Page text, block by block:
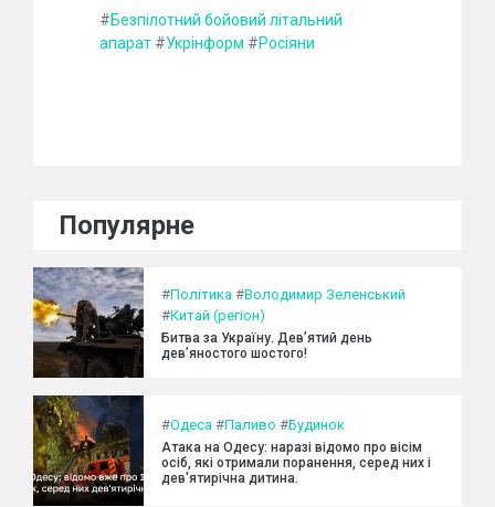
#Безпілотний бойовий літальний
апарат #Укрінформ #Росіяни
Популярне
#Політика #Володимир Зеленський
#Китай (регіон)
Битва за Україну. Дев’ятий день
дев’яностого шостого!
#Одеса #Паливо #Будинок
Атака на Одесу: наразі відомо про вісім
осіб, які отримали поранення, серед них і
дев'ятирічна дитина.